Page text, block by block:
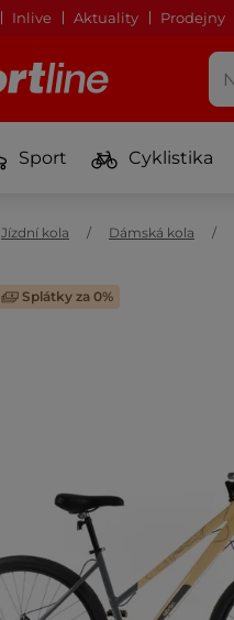
Inlive Aktuality Prodejny
Sport Cyklistika
Jízdní kola Dámská kola
Splátky za 0%